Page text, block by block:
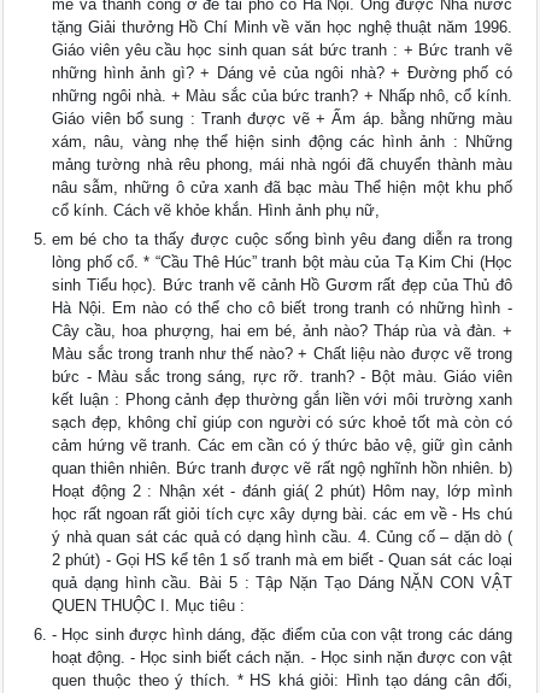
mê và thành công ở đề tài phố cổ Hà Nội. Ông được Nhà nước
tặng Giải thưởng Hồ Chí Minh về văn học nghệ thuật năm 1996.
Giáo viên yêu cầu học sinh quan sát bức tranh : + Bức tranh vẽ
những hình ảnh gì? + Dáng vẻ của ngôi nhà? + Đường phố có
những ngôi nhà. + Màu sắc của bức tranh? + Nhấp nhô, cổ kính.
Giáo viên bổ sung : Tranh được vẽ + Ấm áp. bằng những màu
xám, nâu, vàng nhẹ thể hiện sinh động các hình ảnh : Những
mảng tường nhà rêu phong, mái nhà ngói đã chuyển thành màu
nâu sẫm, những ô cửa xanh đã bạc màu Thể hiện một khu phố
cổ kính. Cách vẽ khỏe khắn. Hình ảnh phụ nữ,
em bé cho ta thấy được cuộc sống bình yêu đang diễn ra trong
lòng phố cổ. * “Cầu Thê Húc” tranh bột màu của Tạ Kim Chi (Học
sinh Tiểu học). Bức tranh vẽ cảnh Hồ Gươm rất đẹp của Thủ đô
Hà Nội. Em nào có thể cho cô biết trong tranh có những hình -
Cây cầu, hoa phượng, hai em bé, ảnh nào? Tháp rùa và đàn. +
Màu sắc trong tranh như thế nào? + Chất liệu nào được vẽ trong
bức - Màu sắc trong sáng, rực rỡ. tranh? - Bột màu. Giáo viên
kết luận : Phong cảnh đẹp thường gắn liền với môi trường xanh
sạch đẹp, không chỉ giúp con người có sức khoẻ tốt mà còn có
cảm hứng vẽ tranh. Các em cần có ý thức bảo vệ, giữ gìn cảnh
quan thiên nhiên. Bức tranh được vẽ rất ngộ nghĩnh hồn nhiên. b)
Hoạt động 2 : Nhận xét - đánh giá( 2 phút) Hôm nay, lớp mình
học rất ngoan rất giỏi tích cực xây dựng bài. các em về - Hs chú
ý nhà quan sát các quả có dạng hình cầu. 4. Củng cố – dặn dò (
2 phút) - Gọi HS kể tên 1 số tranh mà em biết - Quan sát các loại
quả dạng hình cầu. Bài 5 : Tập Nặn Tạo Dáng NẶN CON VẬT
QUEN THUỘC I. Mục tiêu :
- Học sinh được hình dáng, đặc điểm của con vật trong các dáng
hoạt động. - Học sinh biết cách nặn. - Học sinh nặn được con vật
quen thuộc theo ý thích. * HS khá giỏi: Hình tạo dáng cân đối,